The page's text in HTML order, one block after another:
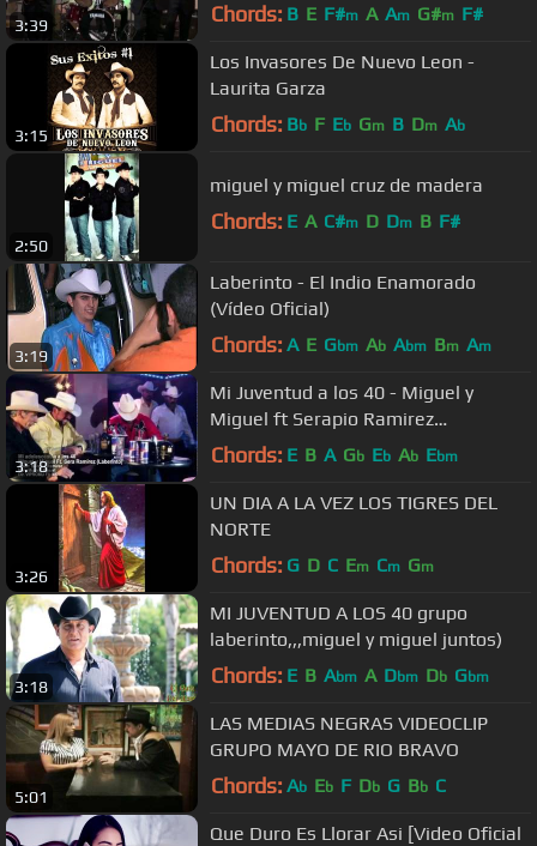
3:39 Chords: B E F#m A Am G#m F#
3:15
Los Invasores De Nuevo Leon -
Laurita Garza
Chords: Bb F Eb Gm B Dm Ab
2:50
miguel y miguel cruz de madera
Chords: E A C#m D Dm B F#
3:19
Laberinto - El Indio Enamorado
(Vídeo Oficial)
Chords: A E Gbm Ab Abm Bm Am
3:18
Mi Juventud a los 40 - Miguel y
Miguel ft Serapio Ramirez
(Laberinto) - VIDEO OFICIAL
Chords: E B A Gb Eb Ab Ebm
3:26
UN DIA A LA VEZ LOS TIGRES DEL
NORTE
Chords: G D C Em Cm Gm
3:18
MI JUVENTUD A LOS 40 grupo
laberinto,,,miguel y miguel juntos)
Chords: E B Abm A Dbm Db Gbm
5:01
LAS MEDIAS NEGRAS VIDEOCLIP
GRUPO MAYO DE RIO BRAVO
Chords: Ab Eb F Db G Bb C
Que Duro Es Llorar Asi [Video Oficial